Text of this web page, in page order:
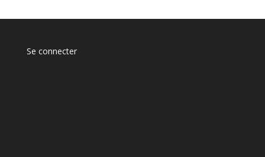
Se connecter